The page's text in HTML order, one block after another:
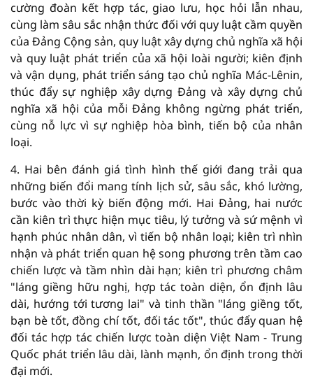
cường đoàn kết hợp tác, giao lưu, học hỏi lẫn nhau,
cùng làm sâu sắc nhận thức đối với quy luật cầm quyền
của Đảng Cộng sản, quy luật xây dựng chủ nghĩa xã hội
và quy luật phát triển của xã hội loài người; kiên định
và vận dụng, phát triển sáng tạo chủ nghĩa Mác-Lênin,
thúc đẩy sự nghiệp xây dựng Đảng và xây dựng chủ
nghĩa xã hội của mỗi Đảng không ngừng phát triển,
cùng nỗ lực vì sự nghiệp hòa bình, tiến bộ của nhân
loại.
4. Hai bên đánh giá tình hình thế giới đang trải qua
những biến đổi mang tính lịch sử, sâu sắc, khó lường,
bước vào thời kỳ biến động mới. Hai Đảng, hai nước
cần kiên trì thực hiện mục tiêu, lý tưởng và sứ mệnh vì
hạnh phúc nhân dân, vì tiến bộ nhân loại; kiên trì nhìn
nhận và phát triển quan hệ song phương trên tầm cao
chiến lược và tầm nhìn dài hạn; kiên trì phương châm
"láng giềng hữu nghị, hợp tác toàn diện, ổn định lâu
dài, hướng tới tương lai" và tinh thần "láng giềng tốt,
bạn bè tốt, đồng chí tốt, đối tác tốt", thúc đẩy quan hệ
đối tác hợp tác chiến lược toàn diện Việt Nam - Trung
Quốc phát triển lâu dài, lành mạnh, ổn định trong thời
đại mới.